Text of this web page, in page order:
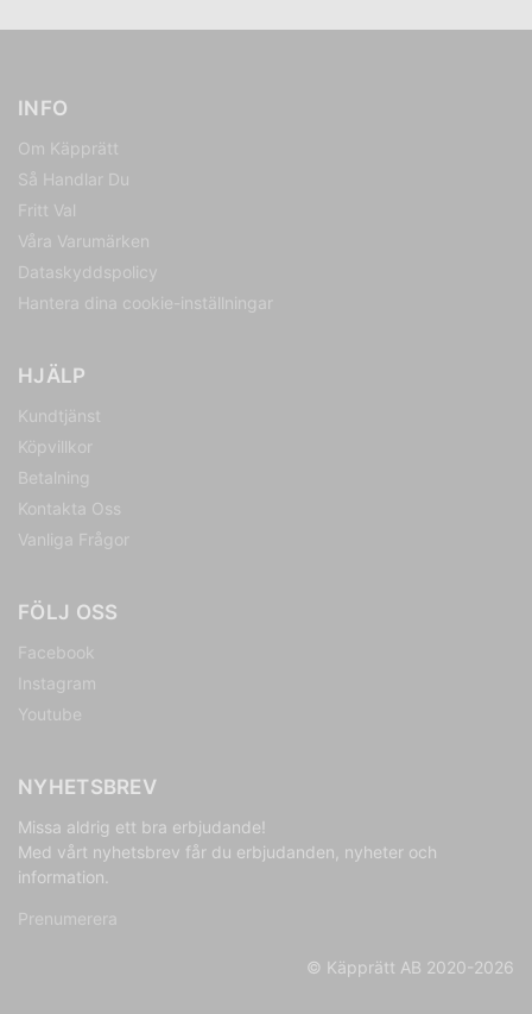
INFO
Om Käpprätt
Så Handlar Du
Fritt Val
Våra Varumärken
Dataskyddspolicy
Hantera dina cookie-inställningar
HJÄLP
Kundtjänst
Köpvillkor
Betalning
Kontakta Oss
Vanliga Frågor
FÖLJ OSS
Facebook
Instagram
Youtube
NYHETSBREV
Missa aldrig ett bra erbjudande!
Med vårt nyhetsbrev får du erbjudanden, nyheter och
information.
Prenumerera
© Käpprätt AB 2020-2026